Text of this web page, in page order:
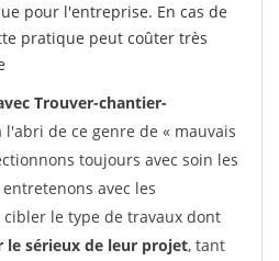
pour l'entreprise. En cas de
pratique peut coûter très
Trouver-chantier-
l'abri de ce genre de « mauvais
toujours avec soin les
avec les
le type de travaux dont
le sérieux de leur projet, tant